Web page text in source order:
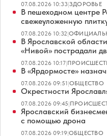
07.08.2026 10:33|ЗДОРОВЬЕ
В пешеходном центре
свежеуложенную
07.08.2026 10:32|
В Ярославской
«Нивой» пострадали
07.08.2026 10:17|
В «Ярдормосте»
07.08.2026 09:51|ОБЩЕСТВО
Окрестности
07.08.2026 09:45|
Ярославский
с помощью дрона
07.08.2026 09:19|ОБЩЕСТВО